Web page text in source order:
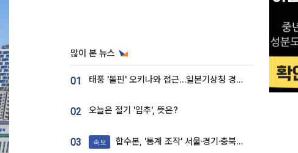
많이 본 뉴스
01 태풍 '돌핀' 오키나와 접근…일본기상청 경로 업데이트
02 오늘은 절기 '입추', 뜻은?
03 속보 합수본, '통계 조작' 서울·경기·충북 선관위 등 추가 압수수색